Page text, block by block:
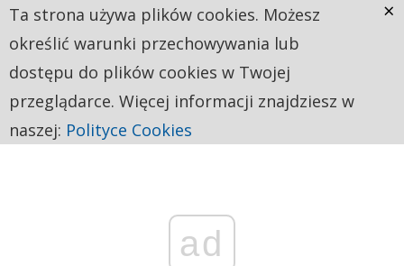
ad
Ta strona używa plików cookies. Możesz
określić warunki przechowywania lub
dostępu do plików cookies w Twojej
przeglądarce. Więcej informacji znajdziesz w
naszej: Polityce Cookies
×